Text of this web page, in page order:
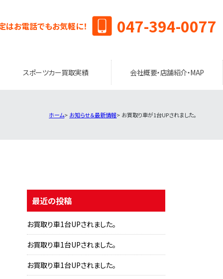
はお電話でもお気軽に！ 047-394-0077
スポーツカー買取実績 会社概要・店舗紹介・MAP
ホーム お知らせ＆最新情報 お買取り車が1台UPされました。
最近の投稿
お買取り車1台UPされました。
お買取り車1台UPされました。
お買取り車1台UPされました。